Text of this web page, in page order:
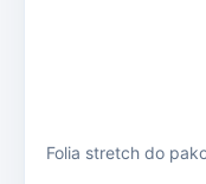
Folia stretch do